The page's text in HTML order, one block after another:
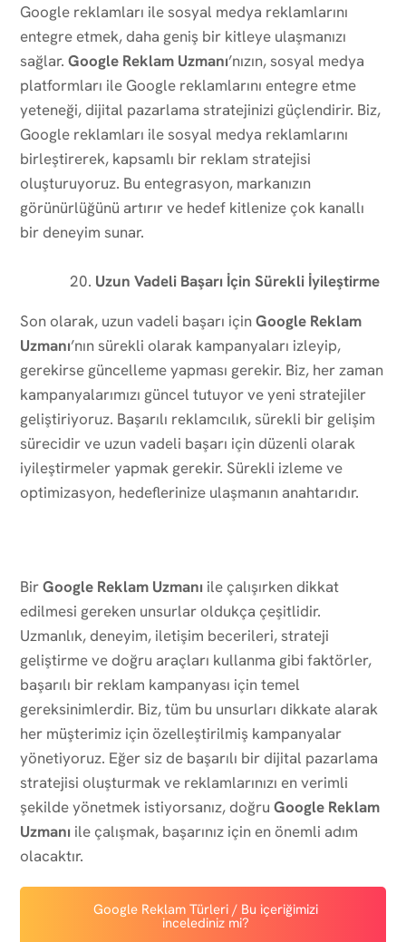
Google reklamları ile sosyal medya reklamlarını
entegre etmek, daha geniş bir kitleye ulaşmanızı
sağlar. Google Reklam Uzmanı’nızın, sosyal medya
platformları ile Google reklamlarını entegre etme
yeteneği, dijital pazarlama stratejinizi güçlendirir. Biz,
Google reklamları ile sosyal medya reklamlarını
birleştirerek, kapsamlı bir reklam stratejisi
oluşturuyoruz. Bu entegrasyon, markanızın
görünürlüğünü artırır ve hedef kitlenize çok kanallı
bir deneyim sunar.
Uzun Vadeli Başarı İçin Sürekli İyileştirme
Son olarak, uzun vadeli başarı içinGoogle Reklam
Uzmanı’nın sürekli olarak kampanyaları izleyip,
gerekirse güncelleme yapması gerekir. Biz, her zaman
kampanyalarımızı güncel tutuyor ve yeni stratejiler
geliştiriyoruz. Başarılı reklamcılık, sürekli bir gelişim
sürecidir ve uzun vadeli başarı için düzenli olarak
iyileştirmeler yapmak gerekir. Sürekli izleme ve
optimizasyon, hedeflerinize ulaşmanın anahtarıdır.
BirGoogle Reklam Uzmanı ile çalışırken dikkat
edilmesi gereken unsurlar oldukça çeşitlidir.
Uzmanlık, deneyim, iletişim becerileri, strateji
geliştirme ve doğru araçları kullanma gibi faktörler,
başarılı bir reklam kampanyası için temel
gereksinimlerdir. Biz, tüm bu unsurları dikkate alarak
her müşterimiz için özelleştirilmiş kampanyalar
yönetiyoruz. Eğer siz de başarılı bir dijital pazarlama
stratejisi oluşturmak ve reklamlarınızı en verimli
şekilde yönetmek istiyorsanız, doğru Google Reklam
Uzmanı ile çalışmak, başarınız için en önemli adım
olacaktır.
Google Reklam Türleri / Bu içeriğimizi
incelediniz mi?